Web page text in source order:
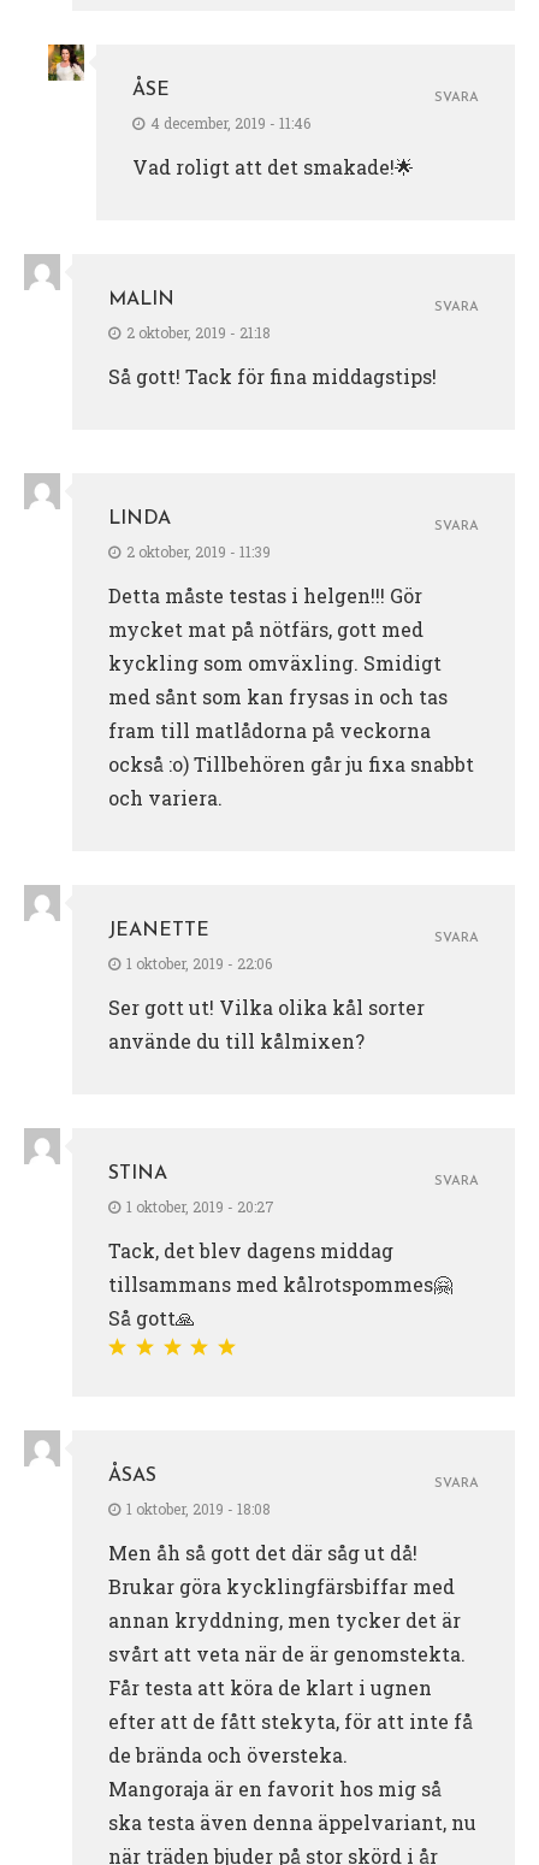
ÅSE
4 december, 2019 - 11:46
Vad roligt att det smakade!🌟
SVARA
MALIN
2 oktober, 2019 - 21:18
Så gott! Tack för fina middagstips!
SVARA
LINDA
2 oktober, 2019 - 11:39
Detta måste testas i helgen!!! Gör
mycket mat på nötfärs, gott med
kyckling som omväxling. Smidigt
med sånt som kan frysas in och tas
fram till matlådorna på veckorna
också :o) Tillbehören går ju fixa snabbt
och variera.
SVARA
JEANETTE
1 oktober, 2019 - 22:06
Ser gott ut! Vilka olika kål sorter
använde du till kålmixen?
SVARA
STINA
1 oktober, 2019 - 20:27
Tack, det blev dagens middag
tillsammans med kålrotspommes🤗
Så gott🙏
SVARA
ÅSAS
1 oktober, 2019 - 18:08
Men åh så gott det där såg ut då!
Brukar göra kycklingfärsbiffar med
annan kryddning, men tycker det är
svårt att veta när de är genomstekta.
Får testa att köra de klart i ugnen
efter att de fått stekyta, för att inte få
de brända och översteka.
Mangoraja är en favorit hos mig så
ska testa även denna äppelvariant, nu
när träden bjuder på stor skörd i år
SVARA